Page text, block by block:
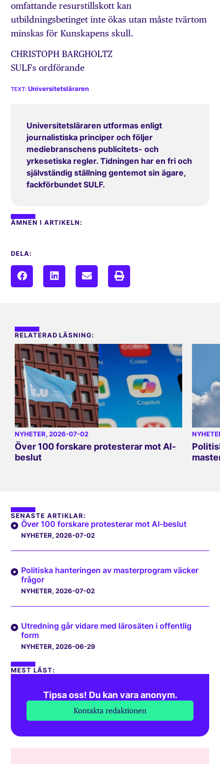
omfattande resurstillskott kan
utbildningsbetinget inte ökas utan måste tvärtom
minskas för Kunskapens skull.
CHRISTOPH BARGHOLTZ
SULFs ordförande
Universitetsläraren
Universitetsläraren utformas enligt
journalistiska principer och följer
mediebranschens publicitets- och
yrkesetiska regler. Tidningen har en fri och
självständig ställning gentemot sin ägare,
fackförbundet SULF.
ÄMNEN I ARTIKELN:
DELA:
RELATERAD LÄSNING:
NYHETER, 2026-07-02
Över 100 forskare protesterar mot AI-
beslut
SENASTE ARTIKLAR:
Över 100 forskare protesterar mot AI-beslut
NYHETER, 2026-07-02
Politiska hanteringen av masterprogram väcker
frågor
NYHETER, 2026-07-02
Utredning går vidare med lärosäten i offentlig
form
NYHETER, 2026-06-29
MEST LÄST:
Tipsa oss! Du kan vara anonym.
Kontakta redaktionen